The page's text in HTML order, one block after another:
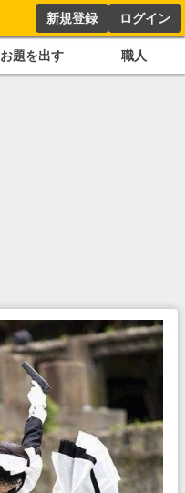
新規登録 ログイン
お題を出す 職人